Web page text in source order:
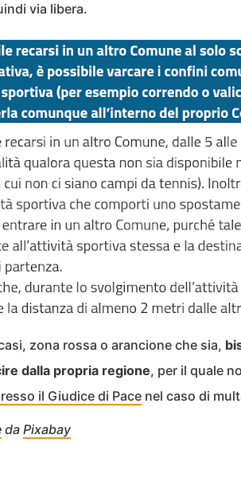
via libera.
zona rossa o arancione che sia,
dalla propria regione, per il quale
il Giudice di Pace nel caso di
da Pixabay